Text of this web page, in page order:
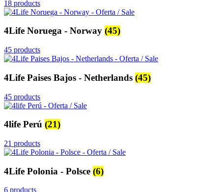
18 products
4Life Noruega - Norway (45)
45 products
4Life Paises Bajos - Netherlands (45)
45 products
4life Perú (21)
21 products
4Life Polonia - Polsce (6)
6 products